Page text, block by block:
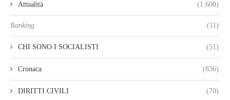
Attualità (1.600)
Banking (11)
CHI SONO I SOCIALISTI (51)
Cronaca (836)
DIRITTI CIVILI (70)